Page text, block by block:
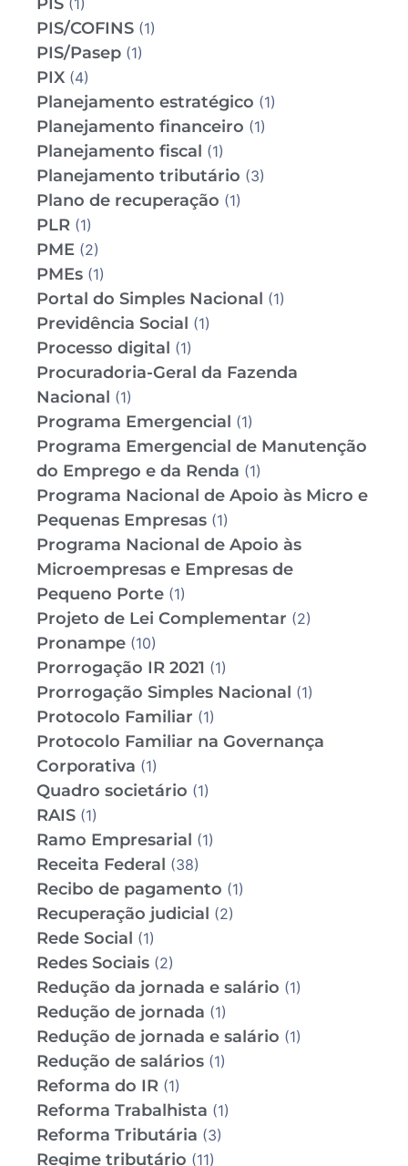
PIS (1)
PIS/COFINS (1)
PIS/Pasep (1)
PIX (4)
Planejamento estratégico (1)
Planejamento financeiro (1)
Planejamento fiscal (1)
Planejamento tributário (3)
Plano de recuperação (1)
PLR (1)
PME (2)
PMEs (1)
Portal do Simples Nacional (1)
Previdência Social (1)
Processo digital (1)
Procuradoria-Geral da Fazenda
Nacional (1)
Programa Emergencial (1)
Programa Emergencial de Manutenção
do Emprego e da Renda (1)
Programa Nacional de Apoio às Micro e
Pequenas Empresas (1)
Programa Nacional de Apoio às
Microempresas e Empresas de
Pequeno Porte (1)
Projeto de Lei Complementar (2)
Pronampe (10)
Prorrogação IR 2021 (1)
Prorrogação Simples Nacional (1)
Protocolo Familiar (1)
Protocolo Familiar na Governança
Corporativa (1)
Quadro societário (1)
RAIS (1)
Ramo Empresarial (1)
Receita Federal (38)
Recibo de pagamento (1)
Recuperação judicial (2)
Rede Social (1)
Redes Sociais (2)
Redução da jornada e salário (1)
Redução de jornada (1)
Redução de jornada e salário (1)
Redução de salários (1)
Reforma do IR (1)
Reforma Trabalhista (1)
Reforma Tributária (3)
Regime tributário (11)